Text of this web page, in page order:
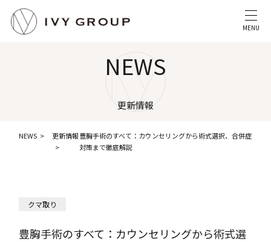
MENU
NEWS
更新情報
NEWS 更新情報豊胸手術のすべて：カウンセリングから術式選択、合併症
対策まで徹底解説
クマ取り
豊胸手術のすべて：カウンセリングから術式選